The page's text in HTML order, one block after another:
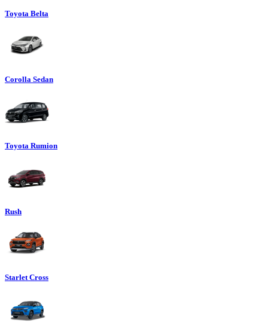
Toyota Belta
Corolla Sedan
Toyota Rumion
Rush
Starlet Cross